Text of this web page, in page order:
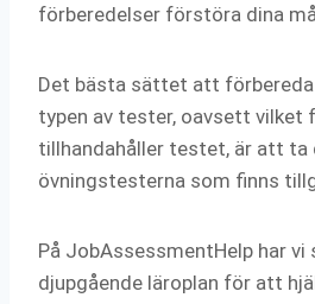
förberedelser förstöra dina
Det bästa sättet att
typen av tester, oavsett vilket
tillhandahåller testet, är att ta
övningstesterna som finns
På JobAssessmentHelp har
djupgående läroplan för att